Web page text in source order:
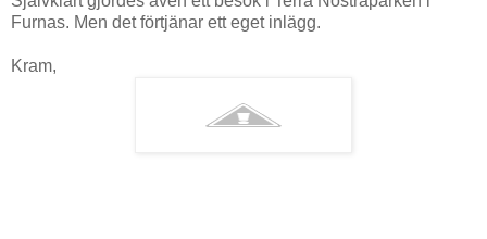
Furnas. Men det förtjänar ett eget inlägg.
Kram,